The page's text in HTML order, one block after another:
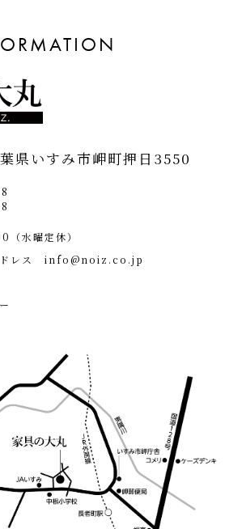
県いすみ市岬町押日3550
水曜定休）
ドレスinfo@noiz.co.jp